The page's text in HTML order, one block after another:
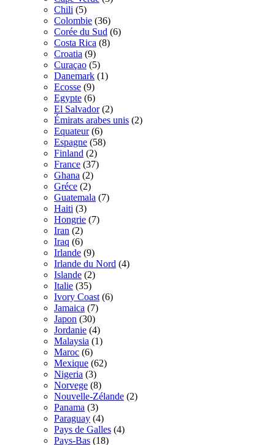
Chili (5)
Colombie (36)
Corée du Sud (6)
Costa Rica (8)
Croatia (9)
Curaçao (5)
Danemark (1)
Ecosse (9)
Egypte (6)
El Salvador (2)
Émirats arabes unis (2)
Equateur (6)
Espagne (58)
Finland (2)
France (37)
Ghana (2)
Gréce (2)
Guatemala (7)
Haiti (3)
Hongrie (7)
Iran (2)
Iraq (6)
Irlande (9)
Irlande du Nord (4)
Islande (2)
Italie (35)
Ivory Coast (6)
Jamaica (7)
Japon (30)
Jordanie (4)
Malaysia (1)
Maroc (6)
Mexique (62)
Nigeria (3)
Norvege (8)
Nouvelle-Zélande (2)
Panama (3)
Paraguay (4)
Pays de Galles (4)
Pays-Bas (18)